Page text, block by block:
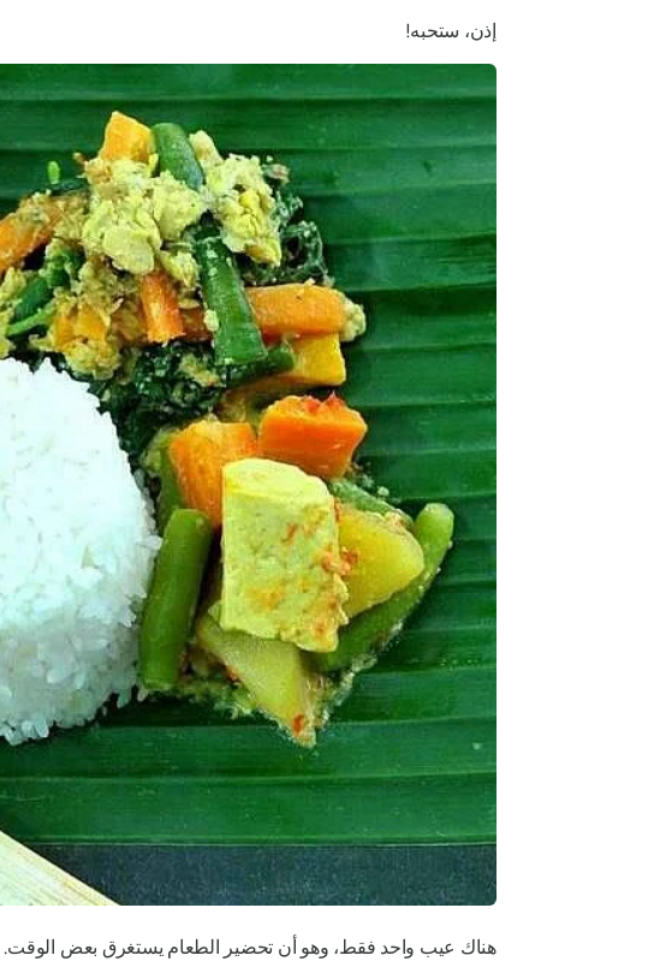
إذن، ستحبه!
هناك عيب واحد فقط، وهو أن تحضير الطعام يستغرق بعض الوقت.